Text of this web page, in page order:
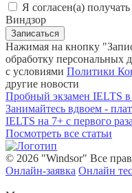
Я согласен(а)
Виндзор
Нажимая на кнопку
обработку персональных
с условиями Политики
другие новости
Пробный экзамен IELTS
Занимайтесь вдвоем -
IELTS на 7+ с первого
Посмотреть все статьи
© 2026 "Windsor" Все
Онлайн-заявка Онлайн